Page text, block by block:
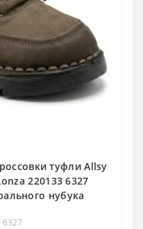
туфли Allsy
220133 6327
нубука
6327